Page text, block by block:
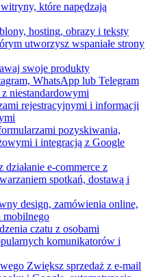
które napędzają
hosting, obrazy i teksty
utworzysz wspaniałe strony
swoje produkty
WhatsApp lub Telegram
niestandardowymi
rejestracyjnymi i informacji
pozyskiwania,
i integracją z Google
e-commerce z
spotkań, dostawą i
design, zamówienia online,
mobilnego
czatu z osobami
komunikatorów i
Zwiększ sprzedaż z e-mail